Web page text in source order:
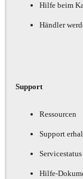
Hilfe beim
Händler
Support
Ressourcen
Support
Servicestatus
Hilfe-